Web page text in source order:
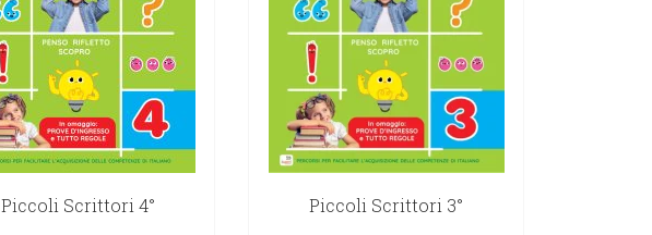
Piccoli Scrittori 4°
Piccoli Scrittori 3°